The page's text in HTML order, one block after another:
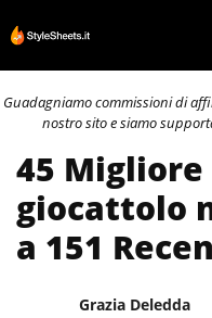
al
contenuto
Guadagniamo commissioni di
nostro sito e siamo
45
giocattolo
a 151
Grazia Deledda